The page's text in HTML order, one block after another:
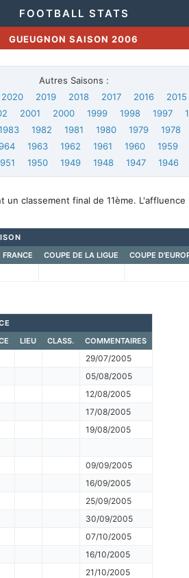
FOOTBALL STATS
GUEUGNON SAISON 2006
Autres Saisons :
2020 2019 2018 2017 2016 2015
2001 2000 1999 1998 1997
1982 1981 1980 1979 1978
1963 1962 1961 1960 1959
1950 1949 1948 1947 1946
classement final de 11ème.
FRANCE COUPE DE LA LIGUE COUPE
LIEU CLASS. COMMENTAIRES
29/07/2005
05/08/2005
12/08/2005
17/08/2005
19/08/2005
09/09/2005
16/09/2005
25/09/2005
30/09/2005
07/10/2005
16/10/2005
21/10/2005